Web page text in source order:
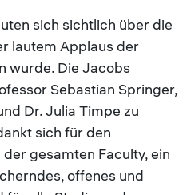
sich sichtlich über die
lautem Applaus der
wurde. Die Jacobs
Sebastian Springer,
Dr. Julia Timpe zu
sich für den
gesamten Faculty, ein
offenes und